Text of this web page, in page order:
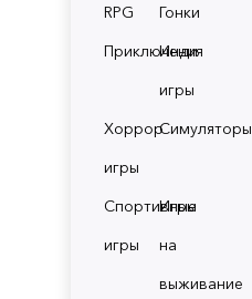
RPG
Гонки
Приключения
Инди
игры
Хоррор
игры
Симуляторы
Спортивные
игры
Игры
на
выживание